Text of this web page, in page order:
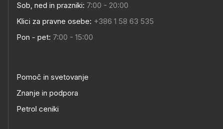
Sob, ned in prazniki: 7:00 - 20:00
Klici za pravne osebe: +386 1 58 63 535
Pon - pet: 7:00 - 15:00
Pomoč in svetovanje
Znanje in podpora
Petrol ceniki